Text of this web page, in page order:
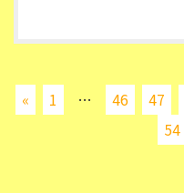
« 1 … 46 47
54